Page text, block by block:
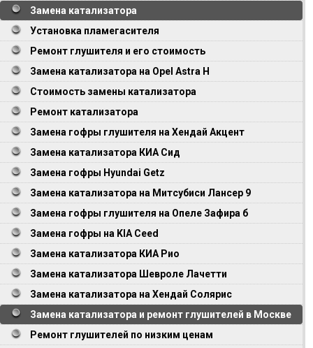
Замена катализатора
Установка пламегасителя
Ремонт глушителя и его стоимость
Замена катализатора на Opel Astra Н
Стоимость замены катализатора
Ремонт катализатора
Замена гофры глушителя на Хендай Акцент
Замена катализатора КИА Сид
Замена гофры Hyundai Getz
Замена катализатора на Митсубиси Лансер 9
Замена гофры глушителя на Опеле Зафира б
Замена гофры на KIA Ceed
Замена катализатора КИА Рио
Замена катализатора Шевроле Лачетти
Замена катализатора на Хендай Солярис
Замена катализатора и ремонт глушителей в Москве
Ремонт глушителей по низким ценам